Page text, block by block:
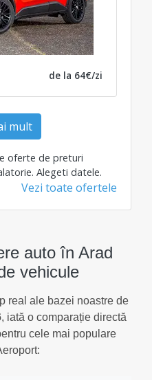
de la 64€/zi
mult
oferte de preturi
Alegeti datele.
Vezi toate ofertele
auto în Arad
vehicule
real ale bazei noastre de
, iată o comparație directă
cele mai populare